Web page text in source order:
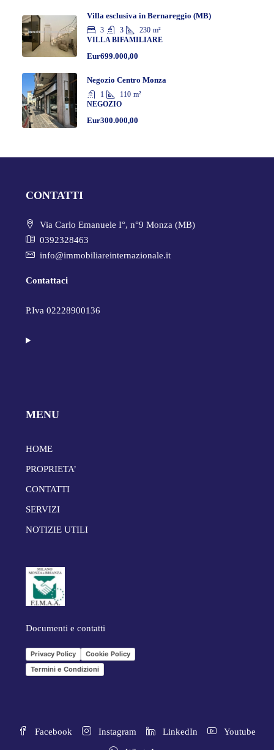
Villa esclusiva in Bernareggio (MB)
3 3 230 m²
VILLA BIFAMILIARE
Eur699.000,00
Negozio Centro Monza
1 110 m²
NEGOZIO
Eur300.000,00
CONTATTI
Via Carlo Emanuele I°, n°9 Monza (MB)
0392328463
info@immobiliareinternazionale.it
Contattaci
P.Iva 02228900136
MENU
HOME
PROPRIETA’
CONTATTI
SERVIZI
NOTIZIE UTILI
Documenti e contatti
Privacy Policy
Cookie Policy
Termini e Condizioni
Facebook Instagram LinkedIn Youtube